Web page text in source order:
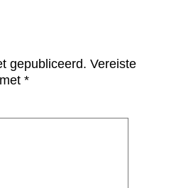
gepubliceerd. Vereiste
*